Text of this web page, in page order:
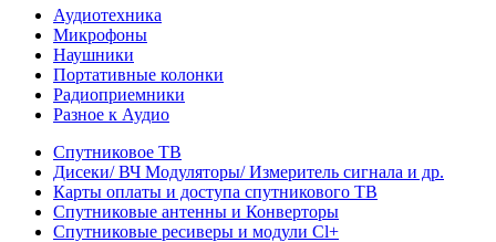
Аудиотехника
Микрофоны
Наушники
Портативные колонки
Радиоприемники
Разное к Аудио
Спутниковое ТВ
Дисеки/ ВЧ Модуляторы/ Измеритель сигнала и др.
Карты оплаты и доступа спутникового ТВ
Спутниковые антенны и Конверторы
Спутниковые ресиверы и модули Cl+